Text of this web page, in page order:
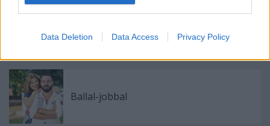
Data Deletion Data Access Privacy Policy
Ballal-jobbal